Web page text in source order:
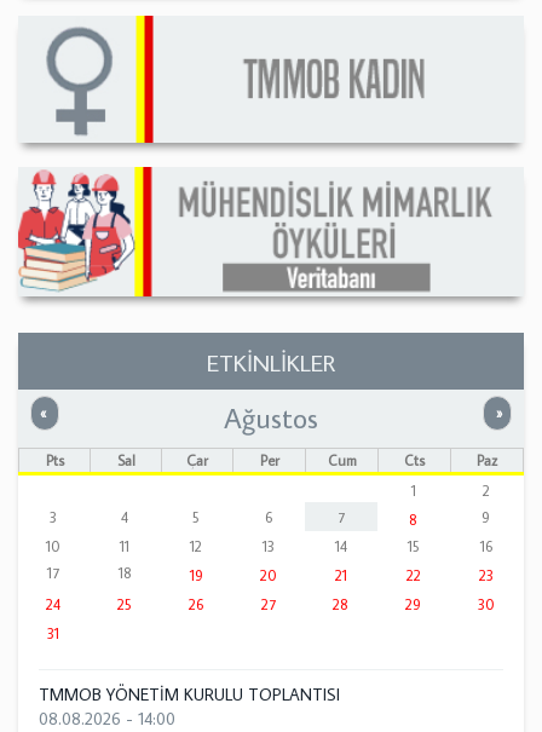
ETKİNLİKLER
« Önceki »
Ağustos
Pts Sal Çar Per Cum Cts
Paz
1
2
3
4 5 6 7 8
9
10
11 12 13 14 15
16
17
18 19 20 21 22
23
24
25 26 27 28 29
30
31
TMMOB YÖNETİM KURULU TOPLANTISI
08.08.2026 - 14:00